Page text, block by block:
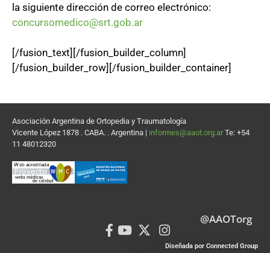
la siguiente dirección de correo electrónico:
concursomedico@srt.gob.ar
[/fusion_text][/fusion_builder_column]
[/fusion_builder_row][/fusion_builder_container]
Asociación Argentina de Ortopedia y Traumatología
Vicente López 1878 . CABA. . Argentina | informes@aaot.org.ar Te: +54
11 48012320
@AAOTorg
Diseñada por Connected Group